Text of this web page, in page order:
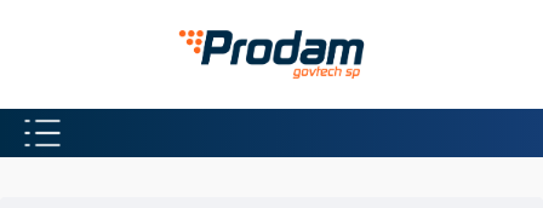
Pular para o Conteúdo principal